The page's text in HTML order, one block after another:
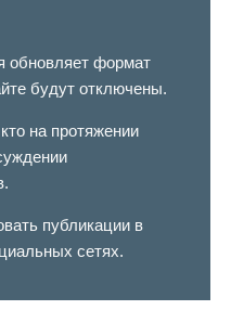
обновляет формат
будут отключены.
на протяжении
публикации в
сетях.